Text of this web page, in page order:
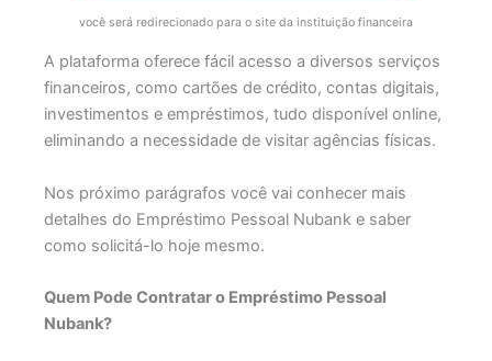
você será redirecionado para o site da instituição financeira
A plataforma oferece fácil acesso a diversos serviços
financeiros, como cartões de crédito, contas digitais,
investimentos e empréstimos, tudo disponível online,
eliminando a necessidade de visitar agências físicas.
Nos próximo parágrafos você vai conhecer mais
detalhes do Empréstimo Pessoal Nubank e saber
como solicitá-lo hoje mesmo.
Quem Pode Contratar o Empréstimo Pessoal
Nubank?